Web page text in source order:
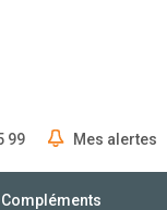
99 Mes alertes
Compléments